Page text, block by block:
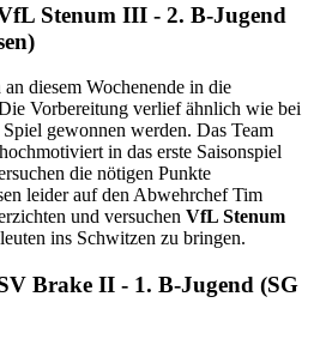
Stenum III - 2. B-Jugend
an diesem Wochenende in die
Vorbereitung verlief ähnlich wie bei
gewonnen werden. Das Team
in das erste Saisonspiel
die nötigen Punkte
leider auf den Abwehrchef Tim
und versuchen VfL Stenum
ins Schwitzen zu bringen.
Brake II - 1. B-Jugend (SG